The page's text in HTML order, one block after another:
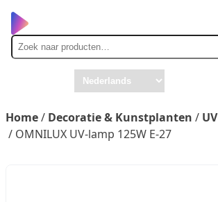
Zoek
naar
Home/ Decoratie & Kunstplanten /
/ OMNILUX UV-lamp 125W E-27